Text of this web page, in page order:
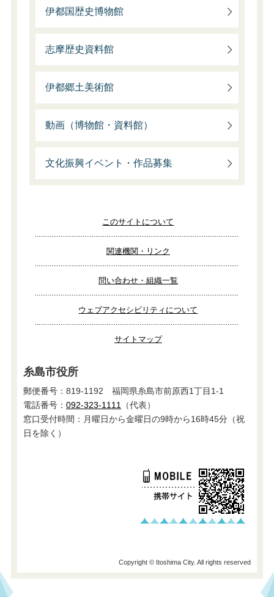
伊都国歴史博物館
志摩歴史資料館
伊都郷土美術館
動画（博物館・資料館）
文化振興イベント・作品募集
このサイトについて
関連機関・リンク
問い合わせ・組織一覧
ウェブアクセシビリティについて
サイトマップ
糸島市役所
郵便番号：819-1192 福岡県糸島市前原西1丁目1-1
電話番号： 092-323-1111
（代表）
窓口受付時間：月曜日から金曜日の9時から16時45分（祝
日を除く）
Copyright © Itoshima City. All rights reserved